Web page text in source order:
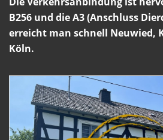
B256 und die A3 (Anschluss
erreicht man schnell Neuwied,
Köln.